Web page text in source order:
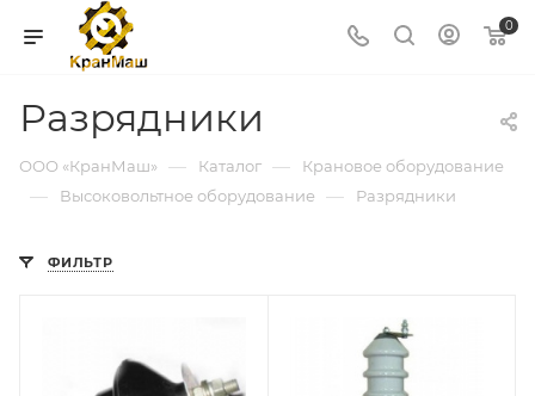
0
Разрядники
ООО «КранМаш» — Каталог — Крановое оборудование
— Высоковольтное оборудование — Разрядники
ФИЛЬТР